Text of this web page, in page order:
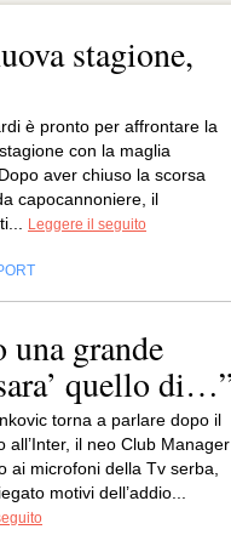
stagione,
è pronto per affrontare la
con la maglia
aver chiuso la scorsa
capocannoniere, il
Leggere il seguito
grande
quello
torna a parlare dopo il
all’Inter, il neo Club Manager
ai microfoni della Tv serba,
motivi dell’addio...